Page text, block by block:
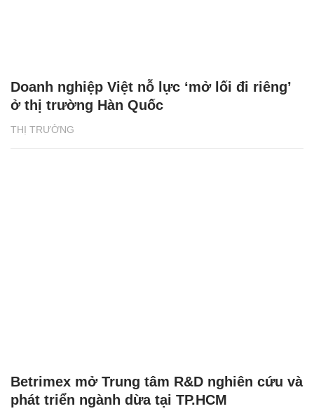
THỊ TRƯỜNG
Doanh nghiệp Việt nỗ lực ‘mở lối đi riêng’
ở thị trường Hàn Quốc
Betrimex mở Trung tâm R&D nghiên cứu và
phát triển ngành dừa tại TP.HCM